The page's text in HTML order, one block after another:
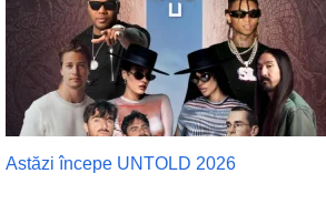
Astăzi începe UNTOLD 2026